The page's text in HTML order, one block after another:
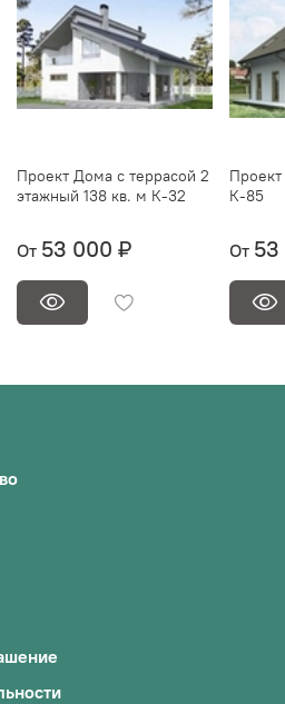
Проект Дома с террасой 2
этажный 138 кв. м К-32
От 53 000 ₽
К-85
От